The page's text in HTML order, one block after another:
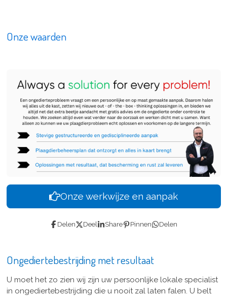
Onze waarden
Onze werkwijze en aanpak
Delen Deel Share Pinnen Delen
Ongediertebestrijding met resultaat
U moet het zo zien wij zijn uw persoonlijke lokale specialist
in ongediertebestrijding die u nooit zal laten falen. U belt